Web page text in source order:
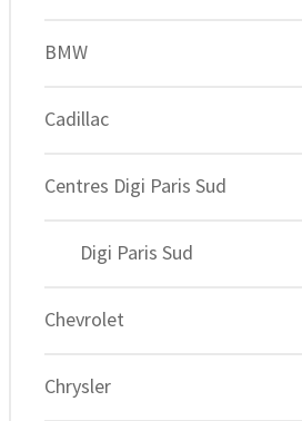
BMW
Cadillac
Centres Digi Paris Sud
Digi Paris Sud
Chevrolet
Chrysler